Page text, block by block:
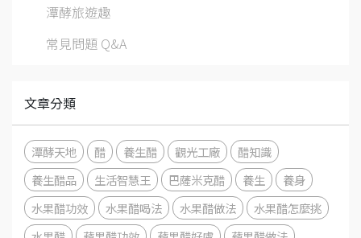
潭酵旅遊趣
常見問題 Q&A
文章分類
潭酵天地 醋 養生醋 觀光工廠
醋知識
養生醋品
生活智慧王 巴薩米克醋 養生
養身
水果醋功效
水果醋喝法 水果醋做法
水果醋怎麼挑